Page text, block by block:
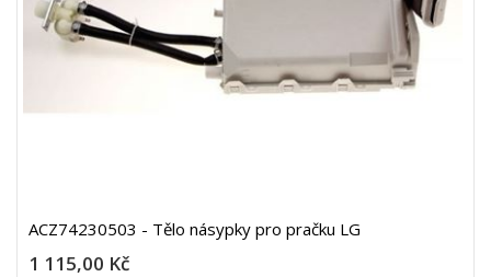
ACZ74230503 - Tělo násypky pro pračku LG
1 115,00 Kč